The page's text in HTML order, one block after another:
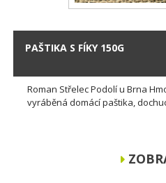
PAŠTIKA S FÍKY 150G
Roman Střelec Podolí u Brna
vyráběná domácí paštika,